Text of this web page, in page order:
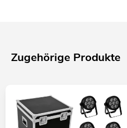
Zugehörige Produkte